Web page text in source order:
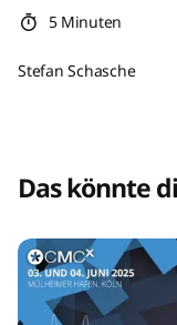
5 Minuten
Stefan Schasche
Das könnte